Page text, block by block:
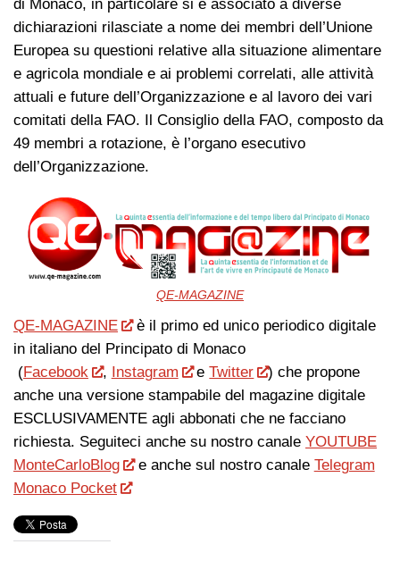
di Monaco, in particolare si è associato a diverse
dichiarazioni rilasciate a nome dei membri dell’Unione
Europea su questioni relative alla situazione alimentare
e agricola mondiale e ai problemi correlati, alle attività
attuali e future dell’Organizzazione e al lavoro dei vari
comitati della FAO. Il Consiglio della FAO, composto da
49 membri a rotazione, è l’organo esecutivo
dell’Organizzazione.
QE-MAGAZINE
QE-MAGAZINE
è il primo ed unico periodico digitale
in italiano del Principato di Monaco
(Facebook , Instagram eTwitter
) che propone
anche una versione stampabile del magazine digitale
ESCLUSIVAMENTE agli abbonati che ne facciano
richiesta. Seguiteci anche su nostro canale YOUTUBE
MonteCarloBlog
e anche sul nostro canale Telegram
Monaco Pocket